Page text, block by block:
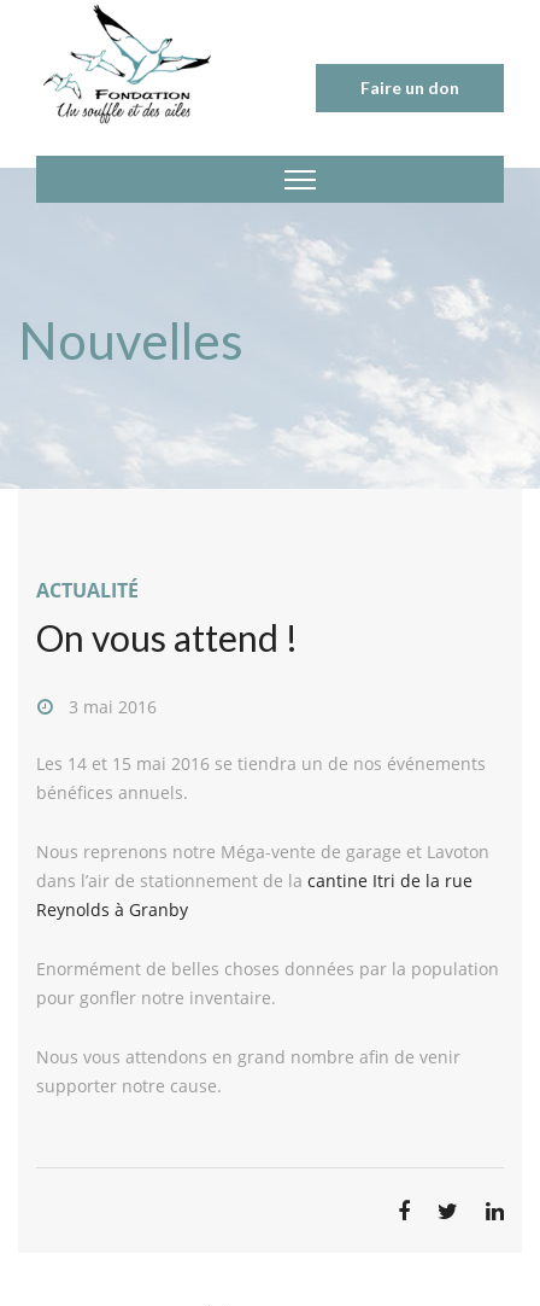
content
Faire un don
Nouvelles
ACTUALITÉ
On vous attend !
3 mai 2016
Les 14 et 15 mai 2016 se tiendra un de nos événements
bénéfices annuels.
Nous reprenons notre Méga-vente de garage et Lavoton
dans l’air de stationnement de la cantine Itri de la rue
Reynolds à Granby
Enormément de belles choses données par la population
pour gonfler notre inventaire.
Nous vous attendons en grand nombre afin de venir
supporter notre cause.